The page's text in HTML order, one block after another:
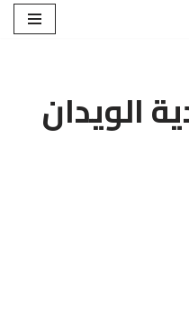
الويدان